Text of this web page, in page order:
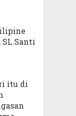
itu di